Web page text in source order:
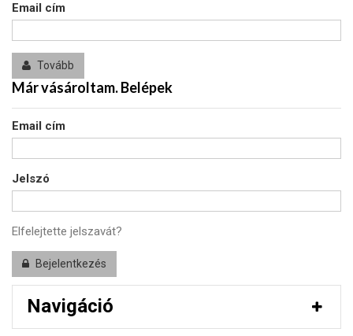
Email cím
Tovább
Már vásároltam. Belépek
Email cím
Jelszó
Elfelejtette jelszavát?
Bejelentkezés
Navigáció